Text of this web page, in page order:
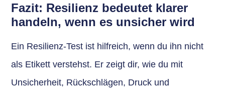
Fazit: Resilienz bedeutet klarer
handeln, wenn es unsicher wird
Ein Resilienz-Test ist hilfreich, wenn du ihn nicht
als Etikett verstehst. Er zeigt dir, wie du mit
Unsicherheit, Rückschlägen, Druck und